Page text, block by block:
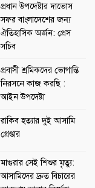
প্রধান উপদেষ্টার দাভোস
সফর বাংলাদেশের জন্য
ঐতিহাসিক অর্জন: প্রেস
সচিব
প্রবাসী শ্রমিকদের ভোগান্তি
নিরসনে কাজ করছি :
আইন উপদেষ্টা
রাকিব হত্যার দুই আসামি
গ্রেপ্তার
মাগুরার সেই শিশুর মৃত্যু:
আসামিদের দ্রুত বিচারের